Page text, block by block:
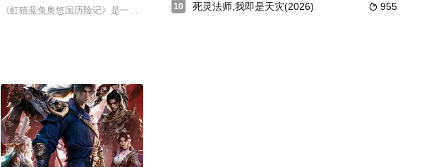
少主？我也
手闯荡天涯的武侠爱情传奇。辗转十年，他
，为周围的小动物们提供放松的场所。她凭借热情周到的服务，和来泡汤的小动物们
《虹猫蓝兔奥悠国历险记》是一部二、三 维技术结合的奇幻题材动画系列片，共52 集，每集17分钟。《虹猫
10  955
死灵法师,我即是天灾(2026)